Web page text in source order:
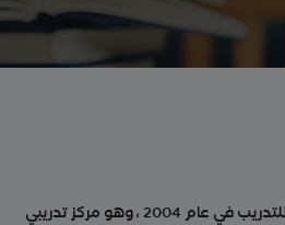
تأسس المركز الإداري والمالي للتدريب في عام 2004 ، وهو مركز تدريبي